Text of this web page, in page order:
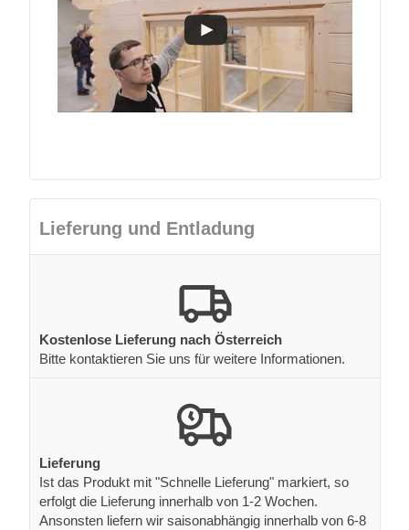
Lieferung und Entladung
Kostenlose Lieferung nach Österreich
Bitte kontaktieren Sie uns für weitere Informationen.
Lieferung
Ist das Produkt mit "Schnelle Lieferung" markiert, so
erfolgt die Lieferung innerhalb von 1-2 Wochen.
Ansonsten liefern wir saisonabhängig innerhalb von 6-8